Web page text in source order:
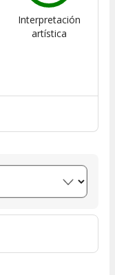
Interpretación
artística